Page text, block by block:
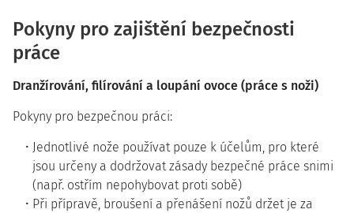
Pokyny pro zajištění bezpečnosti
práce
Dranžírování, filírování a loupání ovoce (práce s noži)
Pokyny pro bezpečnou práci:
Jednotlivé nože používat pouze k účelům, pro které
jsou určeny a dodržovat zásady bezpečné práce snimi
(např. ostřím nepohybovat proti sobě)
Při přípravě, broušení a přenášení nožů držet je za